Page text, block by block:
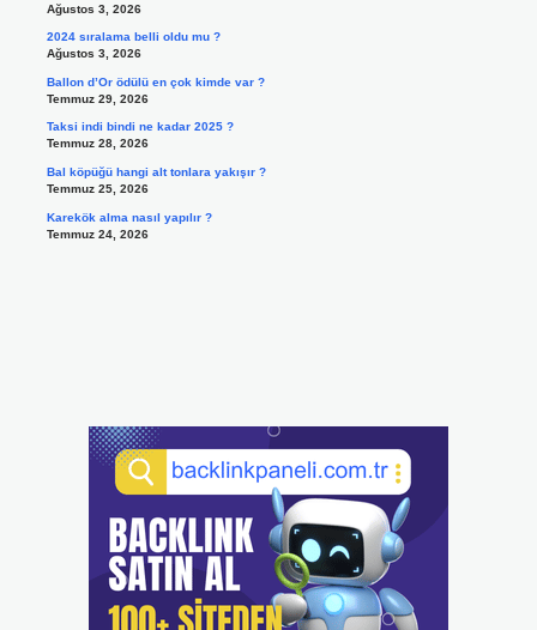
Ağustos 3, 2026
2024 sıralama belli oldu mu ?
Ağustos 3, 2026
Ballon d’Or ödülü en çok kimde var ?
Temmuz 29, 2026
Taksi indi bindi ne kadar 2025 ?
Temmuz 28, 2026
Bal köpüğü hangi alt tonlara yakışır ?
Temmuz 25, 2026
Karekök alma nasıl yapılır ?
Temmuz 24, 2026